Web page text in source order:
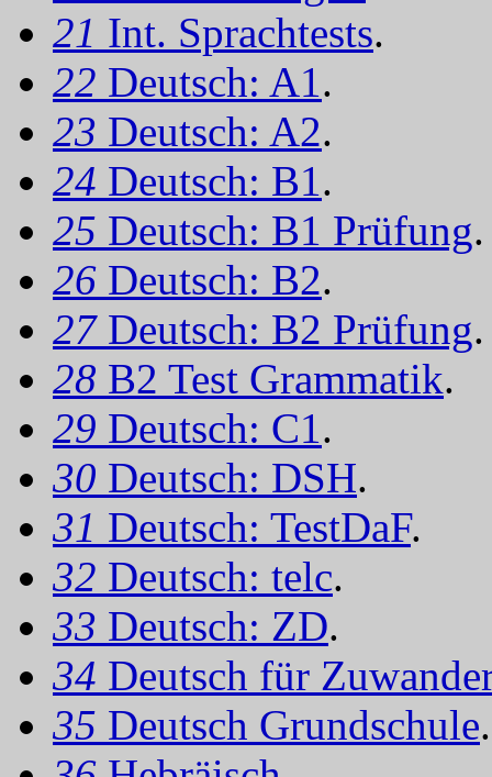
21 Int. Sprachtests.
22 Deutsch: A1.
23 Deutsch: A2.
24 Deutsch: B1.
25 Deutsch: B1 Prüfung.
26 Deutsch: B2.
27 Deutsch: B2 Prüfung.
28 B2 Test Grammatik.
29 Deutsch: C1.
30 Deutsch: DSH.
31 Deutsch: TestDaF.
32 Deutsch: telc.
33 Deutsch: ZD.
34 Deutsch für
35 Deutsch Grundschule.